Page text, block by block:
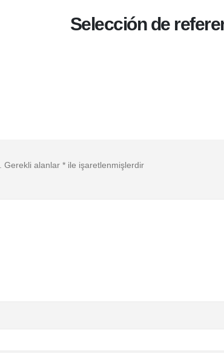
Selección de
Gerekli alanlar * ile işaretlenmişlerdir